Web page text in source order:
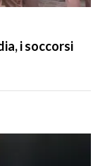
i soccorsi